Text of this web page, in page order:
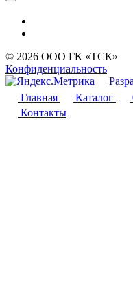
© 2026 ООО ГК «ТСК»
Конфиденциальность
Главная
Каталог
Контакты